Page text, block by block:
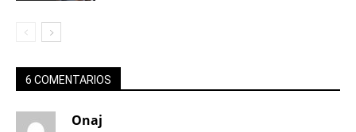
6 COMENTARIOS
Onaj